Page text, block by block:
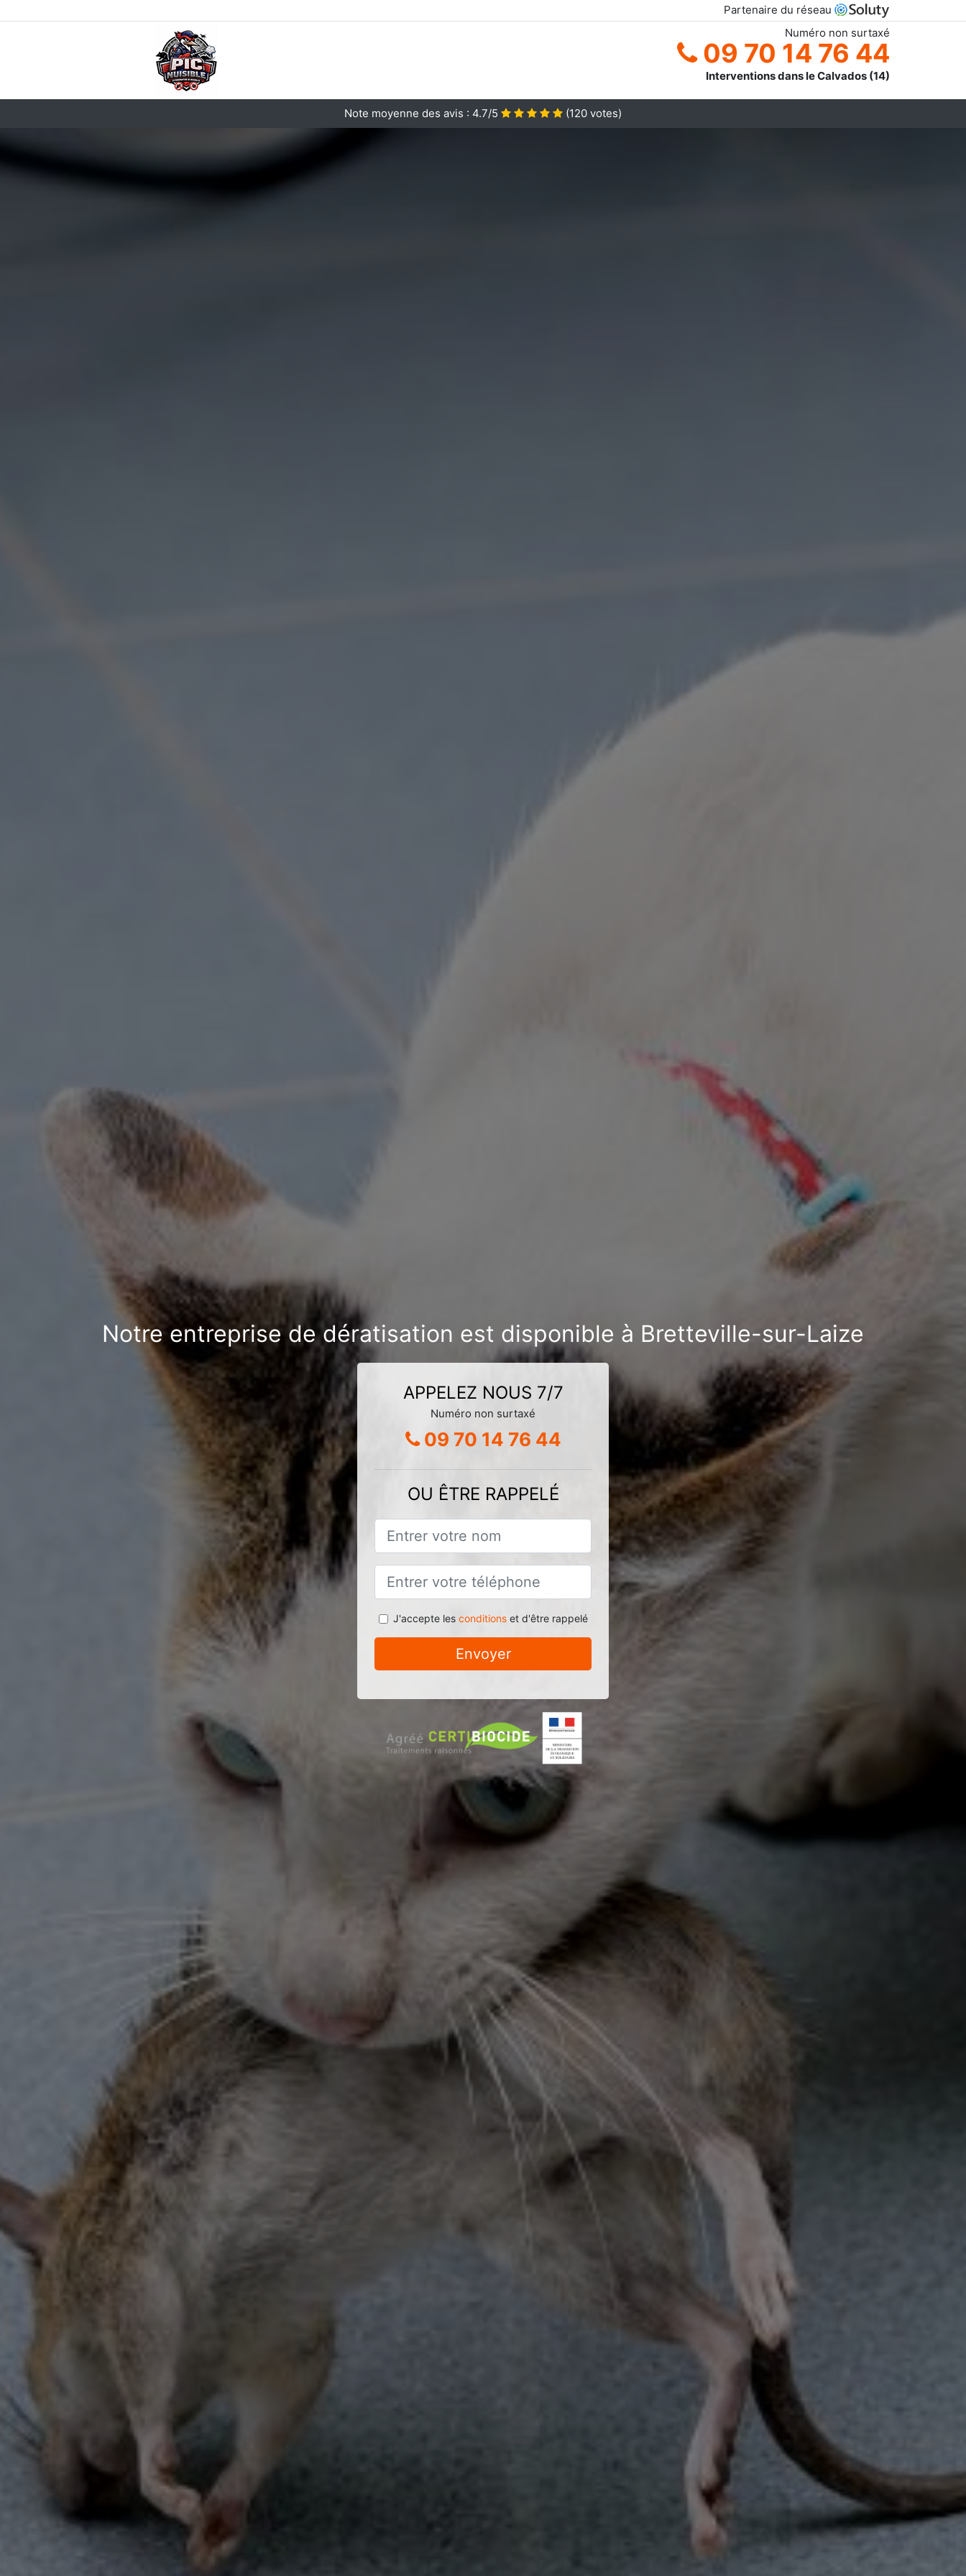
Partenaire du réseau
Numéro non surtaxé
09 70 14 76 44
Interventions dans le Calvados (14)
Note moyenne des avis : 4.7/5 (120 votes)
Notre entreprise de dératisation est disponible à Bretteville-sur-Laize
APPELEZ NOUS 7/7
Numéro non surtaxé
09 70 14 76 44
OU ÊTRE RAPPELÉ
J'accepte les conditionset d'être rappelé
Envoyer